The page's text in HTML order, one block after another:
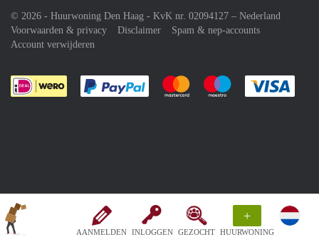
AANMELDEN INLOGGEN GEZOCHT
+
HUURWONING
© 2026 - Huurwoning Den Haag - KvK nr. 02094127 – Nederland
Voorwaarden & privacy
Disclaimer
Spam & nep-accounts
Account verwijderen
Je rekent gemakkelijk af met Paypal
Je rekent gemakkelijk af met
Je rekent